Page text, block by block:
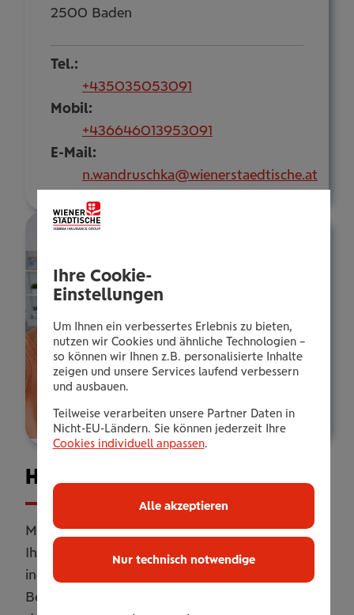
2500 Baden
Tel.:
+435035053091
Mobil:
+436646013953091
E-Mail:
n.wandruschka@wienerstaedtische.at
Haus­halts­ver­si­che­rung
Mit unserer Haushaltsversicherung sichern Sie
Ihr Zuhause umfassend ab. Online oder
individuell erweitert mit persönlicher
Betreuung. Flexibel anpassbar, damit Sie genau
Ihre Cookie-
Einstellungen
Um Ihnen ein verbessertes Erlebnis zu bieten,
nutzen wir Cookies und ähnliche Technologien –
so können wir Ihnen z.B. personalisierte Inhalte
zeigen und unsere Services laufend verbessern
und ausbauen.
Teilweise verarbeiten unsere Partner Daten in
Nicht-EU-Ländern. Sie können jederzeit Ihre
Cookies individuell anpassen.
Nur technisch notwendige
Alle akzeptieren